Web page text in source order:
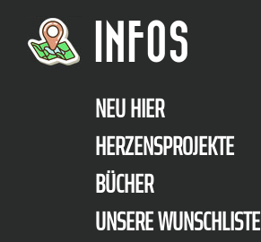
INFOS
NEU HIER
HERZENSPROJEKTE
BÜCHER
UNSERE WUNSCHLISTE